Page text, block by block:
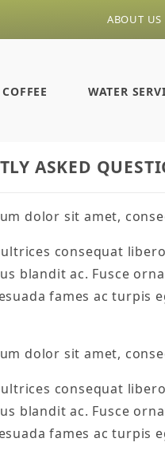
ABOUT US
WATER
ASKED
dolor sit amet,
consequat
blandit ac. Fusce
fames ac turpis
dolor sit amet,
consequat
blandit ac. Fusce
fames ac turpis